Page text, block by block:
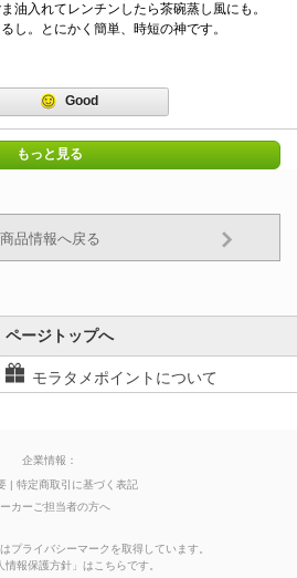
油入れてレンチンしたら茶碗蒸し風にも。
し。とにかく簡単、時短の神です。
Good
もっと見る
商品情報へ戻る
ページトップへ
モラタメポイントについて
企業情報：
特定商取引に基づく表記
ーカーご担当者の方へ
プライバシーマークを取得しています。
情報保護方針 」はこちらです。